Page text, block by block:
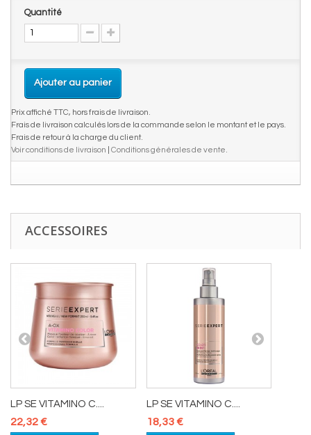
Quantité
Ajouter au panier
Prix affiché TTC, hors frais de livraison.
Frais de livraison calculés lors de la commande selon le montant et le pays.
Frais de retour à la charge du client.
Voir conditions de livraison
Conditions générales de vente
ACCESSOIRES
LP SE VITAMINO C....
22,32 €
LP SE VITAMINO C....
18,33 €